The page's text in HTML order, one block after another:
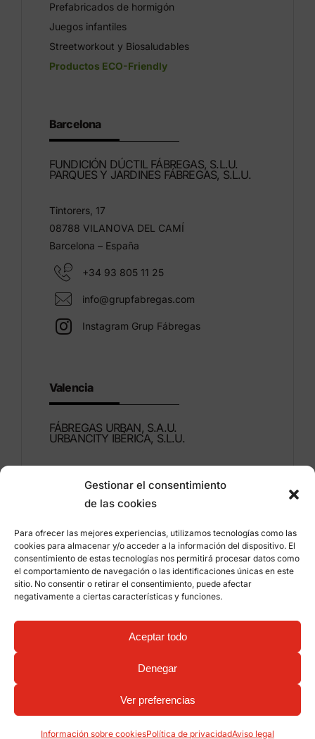
Gestionar el consentimiento
de las cookies
Para ofrecer las mejores experiencias, utilizamos tecnologías como las
cookies para almacenar y/o acceder a la información del dispositivo. El
consentimiento de estas tecnologías nos permitirá procesar datos como
el comportamiento de navegación o las identificaciones únicas en este
sitio. No consentir o retirar el consentimiento, puede afectar
negativamente a ciertas características y funciones.
Aceptar todo
Denegar
Ver preferencias
Información sobre cookiesPolítica de privacidadAviso legal
Prefabricados de hormigón
Juegos infantiles
Streetworkout y Biosaludables
Productos ECO-Friendly
Barcelona
FUNDICIÓN DÚCTIL FÁBREGAS, S.L.U.
PARQUES Y JARDINES FÁBREGAS, S.L.U.
Tintorers, 17
08788 VILANOVA DEL CAMÍ
Barcelona – España
+34 93 805 11 25
info@grupfabregas.com
Instagram Grup Fábregas
Valencia
FÁBREGAS URBAN, S.A.U.
URBANCITY IBÉRICA, S.L.U.
46960 ALDAIA
Valencia – España
+34 96 151 53 44
info@grupfabregas.com
Grup Fábregas
Acceso distribuidores
Aviso legal
Política de privacidad
Información sobre cookies
mobiliario urbano ECO Friendly –
qualitystudio